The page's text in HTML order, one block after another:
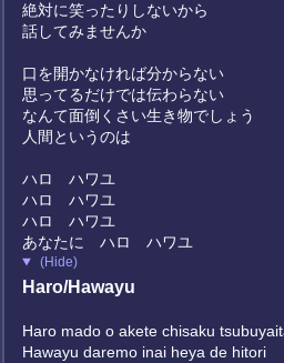
絶対に笑ったりしないから
話してみませんか
口を開かなければ分からない
思ってるだけでは伝わらない
なんて面倒くさい生き物でしょう
人間というのは
ハロ ハワユ
ハロ ハワユ
ハロ ハワユ
あなたに ハロ ハワユ
(Hide)
Haro/Hawayu
Haro mado o akete chisaku
Hawayu daremo inai heya de hitori